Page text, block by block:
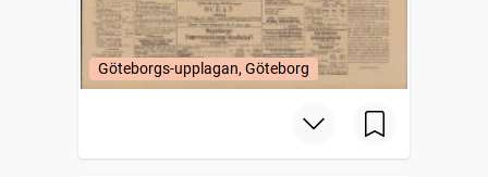
Göteborgs-upplagan, Göteborg